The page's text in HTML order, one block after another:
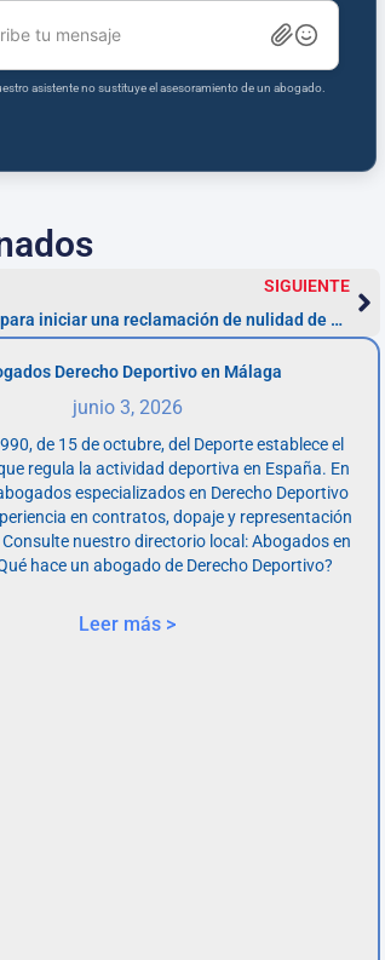
tu mensaje
asistente no sustituye el asesoramiento de un abogado.
SIGUIENTE
Pasos esenciales para iniciar una reclamación de nulidad de préstamo personal
Derecho Deportivo en Málaga
junio 3, 2026
de 15 de octubre, del Deporte establece el
regula la actividad deportiva en España. En
especializados en Derecho Deportivo
en contratos, dopaje y representación
nuestro directorio local: Abogados en
hace un abogado de Derecho Deportivo?
Leer más >